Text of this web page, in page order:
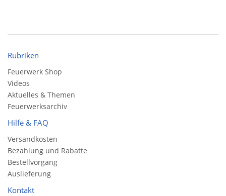
Rubriken
Feuerwerk Shop
Videos
Aktuelles & Themen
Feuerwerksarchiv
Hilfe & FAQ
Versandkosten
Bezahlung und Rabatte
Bestellvorgang
Auslieferung
Kontakt